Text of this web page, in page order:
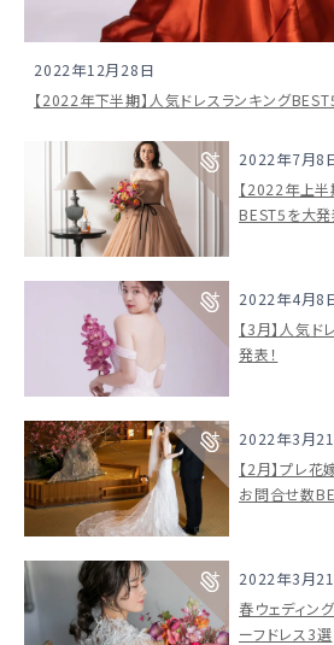
2022年12月28日
【2022年下半期】人気ドレスランキング
2022年7月8
【2022年上半
BEST5を大発
2022年4月8
【3月】人気
発表！
2022年3月
【2月】プレ花
お問合せ数
2022年3月
春ウェディン
ーフドレス3選